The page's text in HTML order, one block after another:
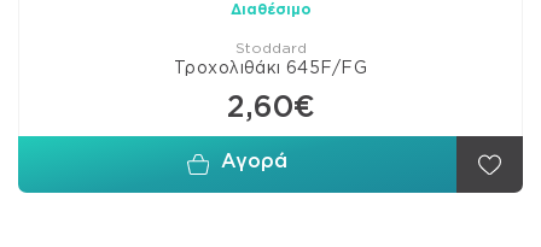
Διαθέσιμο
Stoddard
Τροχολιθάκι 645F/FG
2,60€
Αγορά